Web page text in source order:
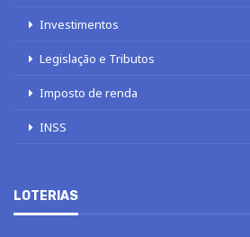
Investimentos
Legislação e Tributos
Imposto de renda
INSS
LOTERIAS